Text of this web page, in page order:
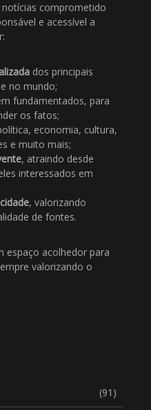
comprometido
e acessível a
dos principais
no mundo;
fundamentados, para
os fatos;
economia, cultura,
e muito mais;
, atraindo desde
interessados em
, valorizando
de fontes.
espaço acolhedor para
valorizando o
(91)